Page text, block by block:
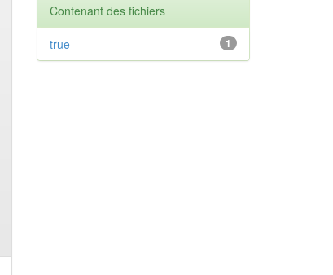
Contenant des fichiers
1
true